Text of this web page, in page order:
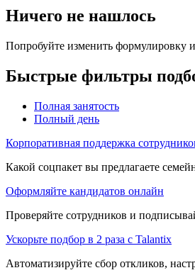
Ничего не нашлось
Попробуйте изменить формулировку
Быстрые фильтры
Полная занятость
Полный день
Корпоративная поддержка
Какой соцпакет вы предлагаете
Оформляйте кандидатов онлайн
Проверяйте сотрудников и
Ускорьте подбор в 2 раза с Talantix
Автоматизируйте сбор откликов,